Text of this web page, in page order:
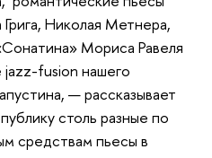
Николая Метнера,
Мориса Равеля
jazz-fusion нашего
— рассказывает
столь разные по
средствам пьесы в